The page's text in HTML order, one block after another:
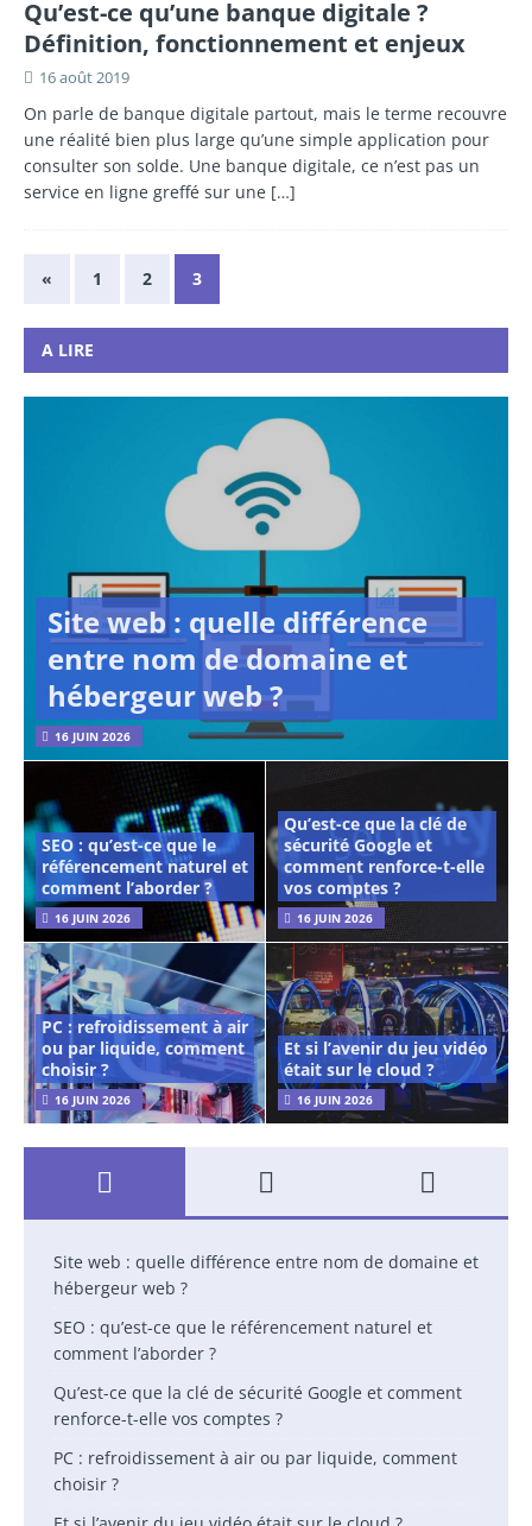
Qu’est-ce qu’une banque digitale ?
Définition, fonctionnement et enjeux
16 août 2019
On parle de banque digitale partout, mais le terme recouvre
une réalité bien plus large qu’une simple application pour
consulter son solde. Une banque digitale, ce n’est pas un
service en ligne greffé sur une […]
« 1 2 3
A LIRE
Site web : quelle différence
entre nom de domaine et
hébergeur web ?
16 JUIN 2026
SEO : qu’est-ce que le
référencement naturel et
comment l’aborder ?
16 JUIN 2026
Qu’est-ce que la clé de
sécurité Google et
comment renforce-t-elle
vos comptes ?
16 JUIN 2026
PC : refroidissement à air
ou par liquide, comment
choisir ?
16 JUIN 2026
Et si l’avenir du jeu vidéo
était sur le cloud ?
16 JUIN 2026
Site web : quelle différence entre nom de domaine et
hébergeur web ?
SEO : qu’est-ce que le référencement naturel et
comment l’aborder ?
Qu’est-ce que la clé de sécurité Google et comment
renforce-t-elle vos comptes ?
PC : refroidissement à air ou par liquide, comment
choisir ?